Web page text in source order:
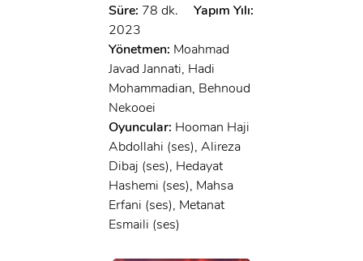
Süre: 78 dk.
Yapım Yılı:
2023
Yönetmen: Moahmad
Javad Jannati, Hadi
Mohammadian, Behnoud
Nekooei
Oyuncular: Hooman Haji
Abdollahi (ses), Alireza
Dibaj (ses), Hedayat
Hashemi (ses), Mahsa
Erfani (ses), Metanat
Esmaili (ses)